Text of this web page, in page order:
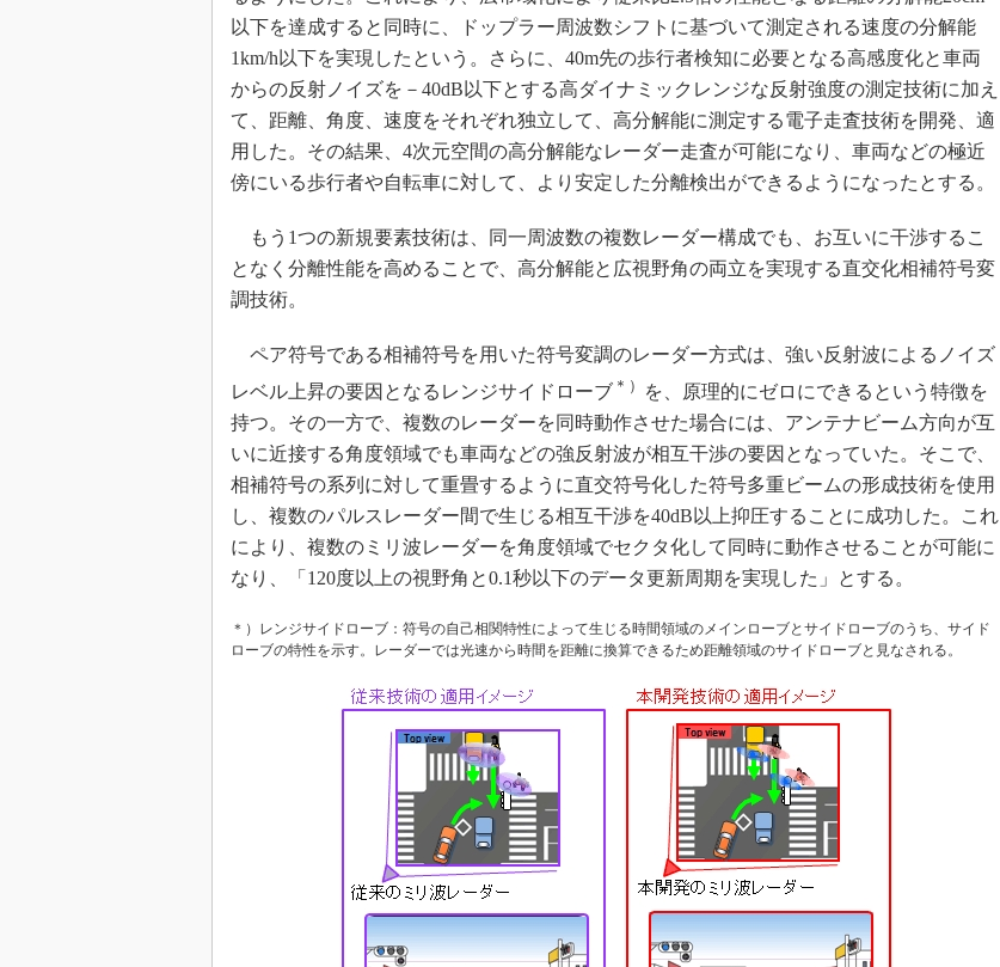
以下を達成すると同時に、ドップラー周波数シフトに基づいて測定される速度の分解能
1km/h以下を実現したという。さらに、40m先の歩行者検知に必要となる高感度化と車両
からの反射ノイズを－40dB以下とする高ダイナミックレンジな反射強度の測定技術に加え
て、距離、角度、速度をそれぞれ独立して、高分解能に測定する電子走査技術を開発、適
用した。その結果、4次元空間の高分解能なレーダー走査が可能になり、車両などの極近
傍にいる歩行者や自転車に対して、より安定した分離検出ができるようになったとする。
もう1つの新規要素技術は、同一周波数の複数レーダー構成でも、お互いに干渉するこ
となく分離性能を高めることで、高分解能と広視野角の両立を実現する直交化相補符号変
調技術。
ペア符号である相補符号を用いた符号変調のレーダー方式は、強い反射波によるノイズ
レベル上昇の要因となるレンジサイドローブ ＊）
を、原理的にゼロにできるという特徴を
持つ。その一方で、複数のレーダーを同時動作させた場合には、アンテナビーム方向が互
いに近接する角度領域でも車両などの強反射波が相互干渉の要因となっていた。そこで、
相補符号の系列に対して重畳するように直交符号化した符号多重ビームの形成技術を使用
し、複数のパルスレーダー間で生じる相互干渉を40dB以上抑圧することに成功した。これ
により、複数のミリ波レーダーを角度領域でセクタ化して同時に動作させることが可能に
なり、「120度以上の視野角と0.1秒以下のデータ更新周期を実現した」とする。
＊）レンジサイドローブ：符号の自己相関特性によって生じる時間領域のメインローブとサイドローブのうち、サイド
ローブの特性を示す。レーダーでは光速から時間を距離に換算できるため距離領域のサイドローブと見なされる。